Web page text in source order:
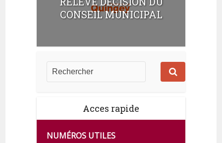
CONSEIL MUNICIPAL
Acces rapide
NUMÉROS UTILES